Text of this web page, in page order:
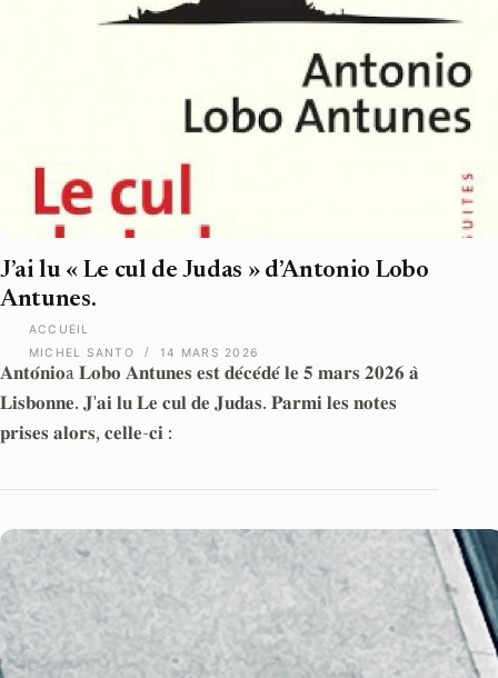
ACCUEIL
J’ai lu « Le cul de Judas » d’Antonio Lobo
Antunes.
𝐀𝐧𝐭𝐨́𝐧𝐢𝐨a 𝐋𝐨𝐛𝐨 𝐀𝐧𝐭𝐮𝐧𝐞𝐬 𝐞𝐬𝐭 𝐝𝐞́𝐜𝐞́𝐝𝐞́ 𝐥𝐞 𝟓 𝐦𝐚𝐫𝐬 𝟐𝟎𝟐𝟔 𝐚̀
𝐋𝐢𝐬𝐛𝐨𝐧𝐧𝐞. 𝐉'𝐚𝐢 𝐥𝐮 𝐋𝐞 𝐜𝐮𝐥 𝐝𝐞 𝐉𝐮𝐝𝐚𝐬. 𝐏𝐚𝐫𝐦𝐢 𝐥𝐞𝐬 𝐧𝐨𝐭𝐞𝐬
𝐩𝐫𝐢𝐬𝐞𝐬 𝐚𝐥𝐨𝐫𝐬, 𝐜𝐞𝐥𝐥𝐞-𝐜𝐢 :
MICHEL SANTO 14 MARS 2026